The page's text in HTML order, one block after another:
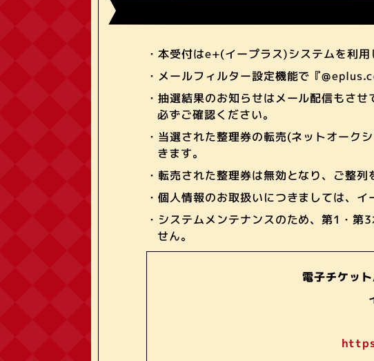
・本受付はe+(イープラス)システムを利
・メールフィルター設定機能で『
・抽選結果のお知らせはメール配信もさ
必ずご確認ください。
・当選された整理券の転売(ネットオーク
きます。
・転売された整理券は無効となり、ご整
・個人情報のお取扱いにつきましては、イ
・システムメンテナンスのため、第1・
せん。
電子チケッ